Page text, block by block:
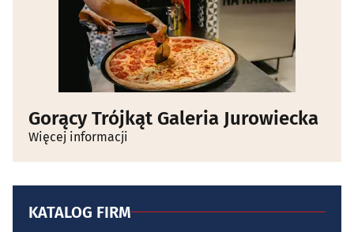
Gorący Trójkąt Galeria Jurowiecka
Więcej informacji
KATALOG FIRM